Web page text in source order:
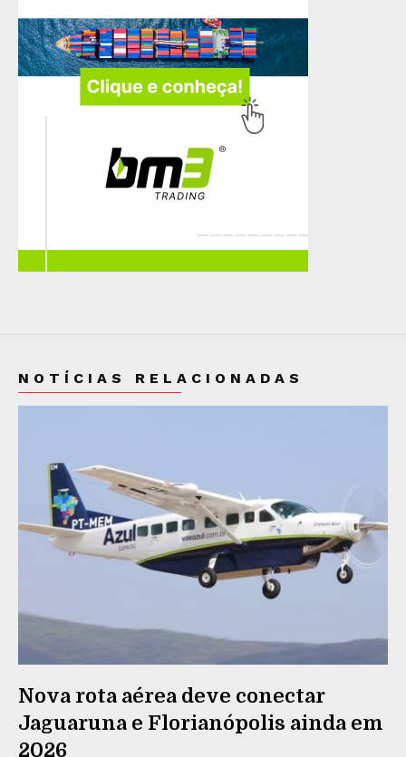
NOTÍCIAS RELACIONADAS
Nova rota aérea deve conectar
Jaguaruna e Florianópolis ainda em
2026